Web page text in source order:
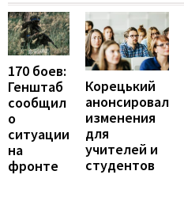
170 боев:
Генштаб
сообщил
о
ситуации
на
фронте
Корецький
анонсировал
изменения
для
учителей и
студентов